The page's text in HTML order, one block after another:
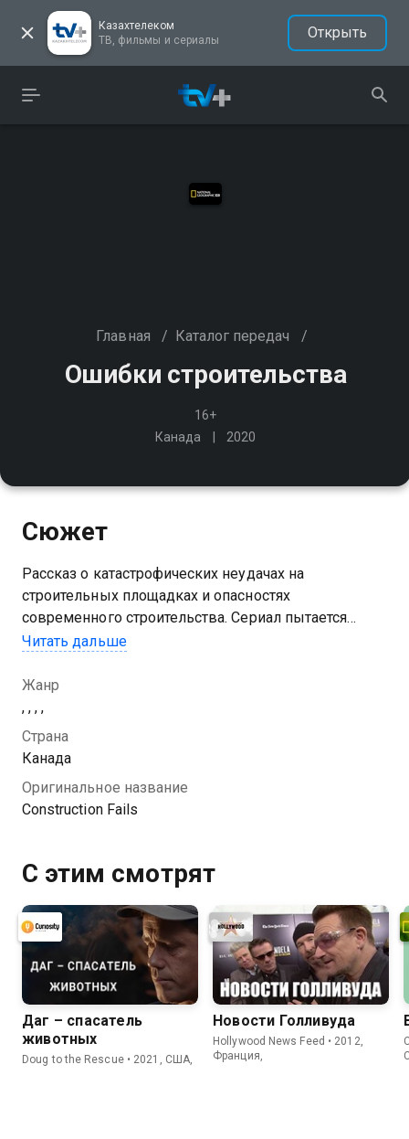
Казахтелеком
ТВ, фильмы и сериалы
Открыть
Главная / Каталог передач /
Ошибки строительства
16+
Канада
2020
Сюжет
Рассказ о катастрофических неудачах на
строительных площадках и опасностях
современного строительства. Сериал пытается
разобраться в том, как и почему происходят
Читать дальше
Жанр
, , , ,
Страна
Канада
Оригинальное название
Construction Fails
С этим смотрят
Даг – спасатель
животных
Doug to the Rescue • 2021, США,
Новости Голливуда
Hollywood News Feed • 2012,
Франция,